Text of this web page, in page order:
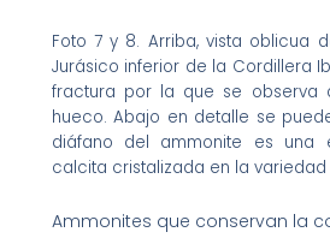
Foto 7 y 8. Arriba, vista oblicua
Jurásico inferior de la Cordillera
fractura por la que se observa
hueco. Abajo en detalle se
diáfano del ammonite es una
calcita cristalizada en la variedad
Ammonites que conservan la